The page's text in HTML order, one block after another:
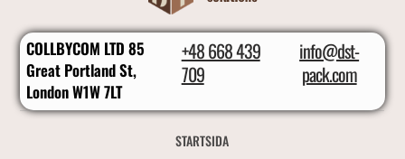
COLLBYCOM LTD 85
Great Portland St,
London W1W 7LT
+48 668 439
709
info@dst-
pack.com
STARTSIDA